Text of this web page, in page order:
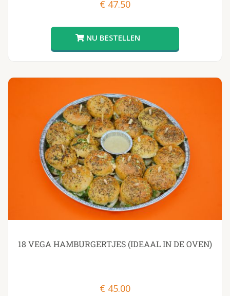
€ 47.50
18 VEGA HAMBURGERTJES (IDEAAL IN DE OVEN)
€ 45.00